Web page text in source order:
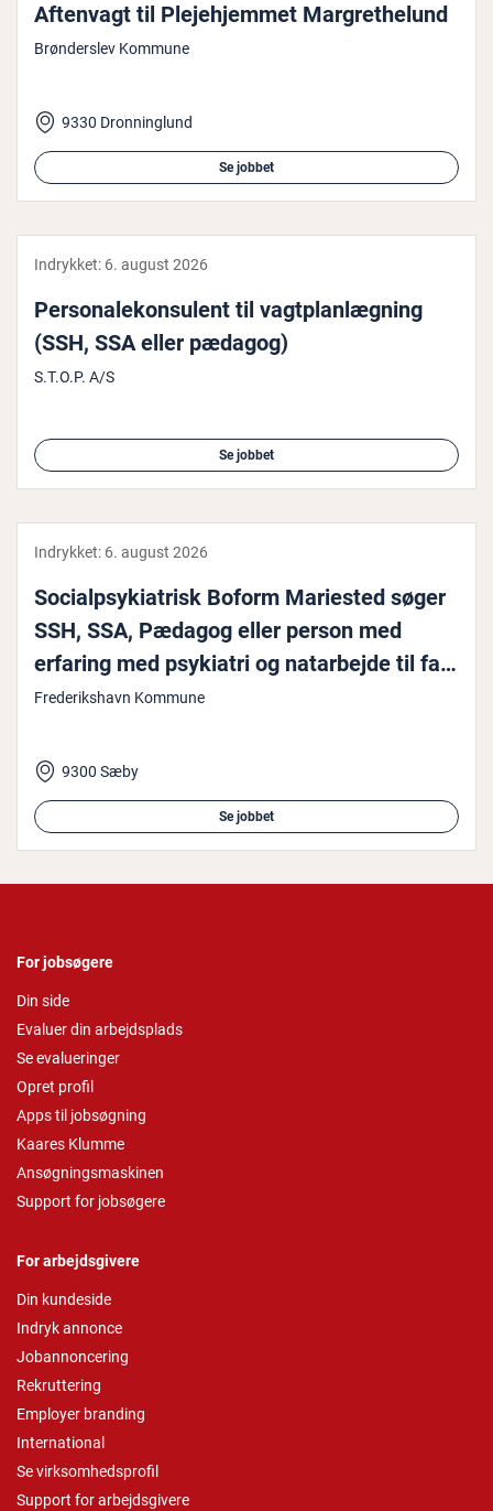
Aftenvagt til Ple­je­hjem­met Mar­gret­he­lund
Brønderslev Kommune
9330 Dronninglund
Se jobbet
Indrykket: 6. august 2026
Per­so­na­le­kon­su­lent til vagt­plan­læg­ning
(SSH, SSA eller pædagog)
S.T.O.P. A/S
Se jobbet
Indrykket: 6. august 2026
So­ci­alp­sy­ki­a­trisk Boform Mariested søger
SSH, SSA, Pædagog eller person med
erfaring med psykiatri og na­t­a­r­bej­de til fast
sti...
Frederikshavn Kommune
9300 Sæby
Se jobbet
For jobsøgere
Din side
Evaluer din arbejdsplads
Se evalueringer
Opret profil
Apps til jobsøgning
Kaares Klumme
Ansøgningsmaskinen
Support for jobsøgere
For arbejdsgivere
Din kundeside
Indryk annonce
Jobannoncering
Rekruttering
Employer branding
International
Se virksomhedsprofil
Support for arbejdsgivere